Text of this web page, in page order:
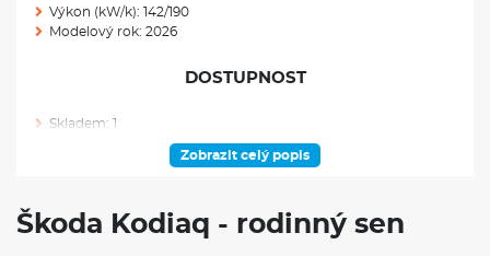
Výkon (kW/k): 142/190
Modelový rok: 2026
DOSTUPNOST
Skladem: 1
Uložený parkovací manévr
Zobrazit celý popis
Škoda Kodiaq - rodinný sen